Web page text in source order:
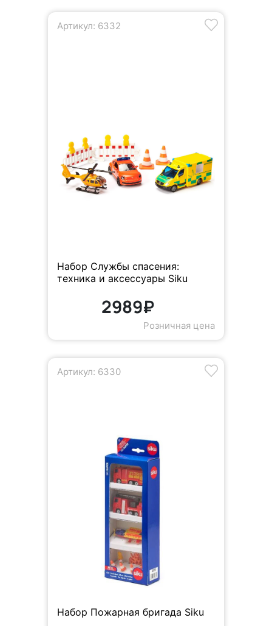
Артикул: 6332
Набор Службы спасения:
техника и аксессуары Siku
2989₽
Розничная цена
Артикул: 6330
Набор Пожарная бригада Siku